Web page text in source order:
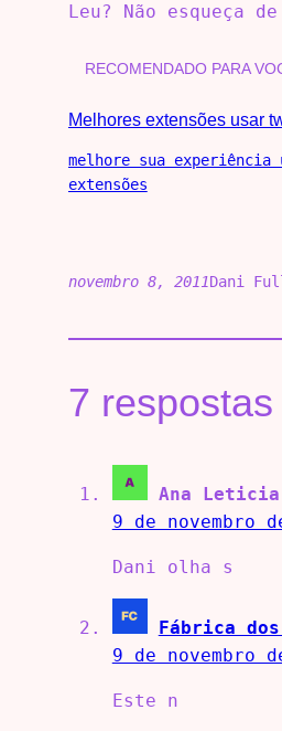
Leu? Não esqueça
RECOMENDADO PARA
Melhores extensões usar
melhore sua experiência
extensões
novembro 8, 2011Dani
7 respostas
Ana Leticia
9 de novembro
Dani olha s
Fábrica
9 de novembro
Este n